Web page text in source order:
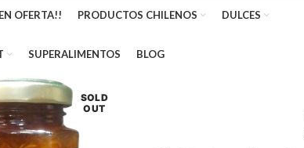
OFERTA!! PRODUCTOS CHILENOS DULCES
SUPERALIMENTOS BLOG
SOLD
OUT